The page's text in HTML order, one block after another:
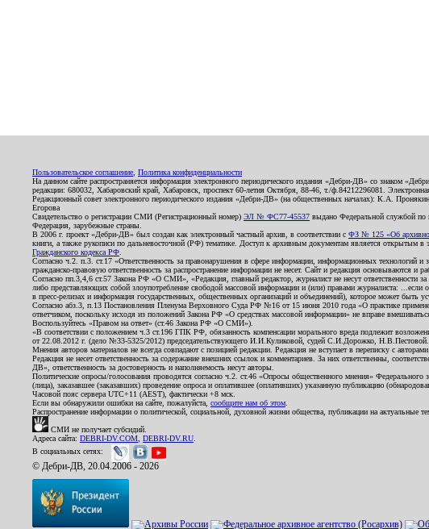
Пользовательское соглашение Политика конфиденциальности
На данном сайте распространяется информация электронного периодического издания «Дебри-ДВ» со знаком
редакции: 680032, Хабаровский край, Хабаровск, проспект 60-летия Октября, 88-46, т./ф.84212296081.
Редакционный совет электронного периодического издания «Дебри-ДВ» (на общественных началах):
Егорова
Свидетельство о регистрации СМИ (Регистрационный номер) ЭЛ № ФС77-45537 выдано Федеральной службой по
Федерация, зарубежные страны.
В 2006 г. проект «Дебри-ДВ» был создан как электронный частный архив, в соответствии с ФЗ № 125 «Об
книги, а также рукописи по дальневосточной (РФ) тематике. Доступ к архивным документам является открытым в
Гражданского кодекса РФ
Согласно ч.2. п.3. ст.17 «Ответственность за правонарушения в сфере информации, информационных технологий
гражданско-правовую ответственность за распространение информации не несет. Сайт и редакция основываются
Согласно пп.3,4,6 ст.57 Закона РФ «О СМИ», «Редакция, главный редактор, журналист не несут ответственности
либо представляющих собой злоупотребление свободой массовой информации и (или) правами журналиста:
в пресс-релизах и информация государственных, общественных организаций и объединений), которое может быть
Согласно абз.3, п.13 Постановления Пленума Верховного Суда РФ №16 от 15 июня 2010 года «О практике
ответчиком, поскольку исходя из положений Закона РФ «О средствах массовой информации» не вправе
Воспользуйтесь «Правом на ответ» (ст.46 Закона РФ «О СМИ»).
«В соответствии с положением ч.3 ст.196 ГПК РФ, обязанность компенсации морального вреда подлежит
от 22.08.2012 г. (дело №33-5325/2012) председательствующего И.И.Куликовой, судей С.И.Дорожко, Н.В.Пестовой.
Мнения авторов материалов не всегда совпадают с позицией редакции. Редакция не вступает в переписку с авторами.
Редакция не несет ответственность за содержание внешних ссылок и комментариев. За них ответственны,
ДВ», ответственность за достоверность и наполняемость несут авторы.
Политические опросы/голосования проводятся согласно ч.2. ст.46 «Опросы общественного мнения»
(лица), заказавшее (заказавших) проведение опроса и оплатившее (оплативших) указанную публикацию
Часовой пояс сервера UTC+11 (AEST), фактически +8 мск.
Если вы обнаружили ошибки на сайте, пожалуйста, сообщите нам об этом
Распространение информации о политической, социальной, духовной жизни общества, публикации на
СМИ не получает субсидий.
Адреса сайта: DEBRI-DV.COM DEBRI-DV.RU
В социальных сетях:
© Дебри-ДВ, 20.04.2006 - 2026